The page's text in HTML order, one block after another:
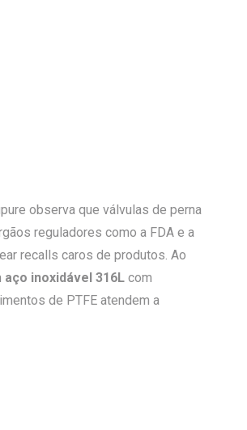
observa que válvulas de perna
reguladores como a FDA e a
recalls caros de produtos. Ao
aço inoxidável 316L com
de PTFE atendem a